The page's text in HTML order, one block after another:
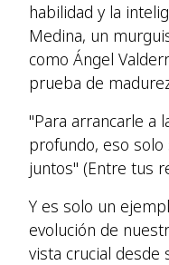
habilidad y la
Medina, un
como Ángel
prueba de
"Para arrancarle a
profundo, eso
juntos" (Entre tus
Y es solo un
evolución de
vista crucial desde